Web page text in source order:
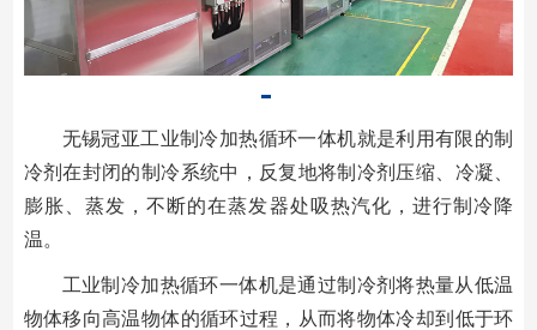
无锡冠亚工业制冷加热循环一体机就是利用有限的制
冷剂在封闭的制冷系统中，反复地将制冷剂压缩、冷凝、
膨胀、蒸发，不断的在蒸发器处吸热汽化，进行制冷降
温。
工业制冷加热循环一体机是通过制冷剂将热量从低温
物体移向高温物体的循环过程，从而将物体冷却到低于环